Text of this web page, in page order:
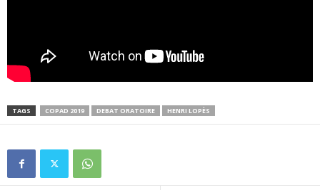
TAGS COPAD 2019 DEBAT ORATOIRE HENRI LOPÈS